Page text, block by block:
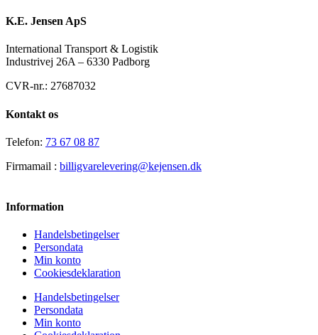
K.E. Jensen ApS
International Transport & Logistik
Industrivej 26A – 6330 Padborg
CVR-nr.: 27687032
Kontakt os
Telefon: 73 67 08 87
Firmamail : billigvarelevering@kejensen.dk
Information
Handelsbetingelser
Persondata
Min konto
Cookiesdeklaration
Handelsbetingelser
Persondata
Min konto